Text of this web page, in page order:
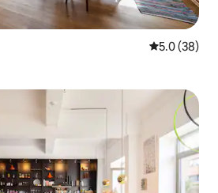
औसत रेटिंग 5
5.0 (38)